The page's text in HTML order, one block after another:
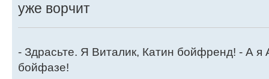
уже ворчит
- Здрасьте. Я Виталик, Катин бойфренд! - А я
бойфазе!